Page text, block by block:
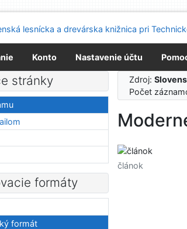
o webovej prístupnosti
Konto Nastavenie účtu
Zdroj:
Počet
článok
stránky
formáty
formát